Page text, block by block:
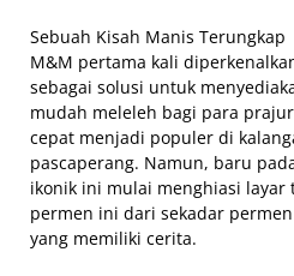
Sebuah Kisah Manis Terungkap
M&M pertama kali
sebagai solusi untuk
mudah meleleh bagi para
cepat menjadi populer di
pascaperang. Namun, baru
ikonik ini mulai menghiasi layar
permen ini dari sekadar
yang memiliki cerita.